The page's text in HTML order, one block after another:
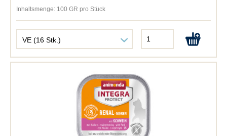
Inhaltsmenge: 100 GR pro Stück